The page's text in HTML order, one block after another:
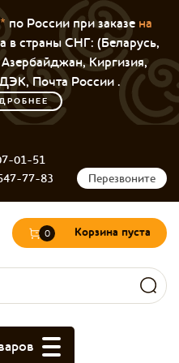
по России при заказе на
в страны СНГ: (Беларусь,
Киргизия,
Почта России .
01-51
77-83
Перезвоните
0 Корзина пуста